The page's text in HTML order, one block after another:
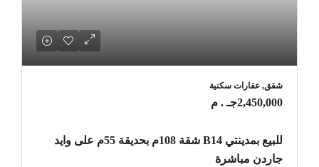
شقق, عقارات سكنية
2,450,000جـ . م
للبيع بمدينتي B14 شقة 108م بحديقة 55م على وايد
جاردن مباشرة